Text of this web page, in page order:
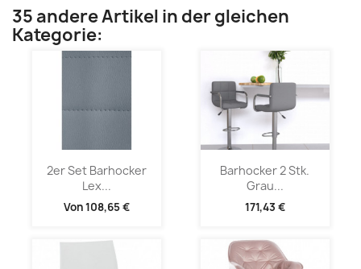
35 andere Artikel in der gleichen
Kategorie:
2er Set Barhocker
Lex...
Von108,65 €
Barhocker 2 Stk.
Grau...
171,43 €